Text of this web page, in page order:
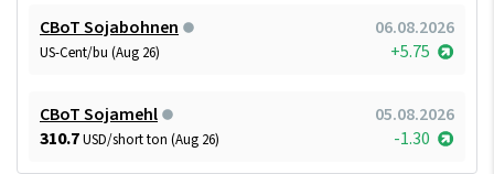
CBoT Sojabohnen 06.08.2026
US-Cent/bu (Aug 26) +5.75
CBoT Sojamehl
05.08.2026
310.7USD/short ton (Aug 26) -1.30